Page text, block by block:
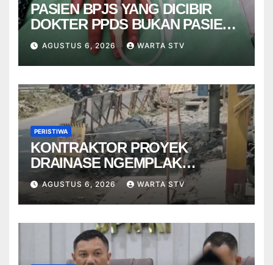
PASIEN BPJS YANG DICIBIR
DOKTER PPDS BUKAN PASIEN
RSUP DR. SARDJITO
AGUSTUS 6, 2026 WARTA STV
PERISTIWA
KONTRAKTOR PROYEK
DRAINASE NGEMPLAK
DISANKSI USAI WARGA
TERPELESET
AGUSTUS 6, 2026 WARTA STV